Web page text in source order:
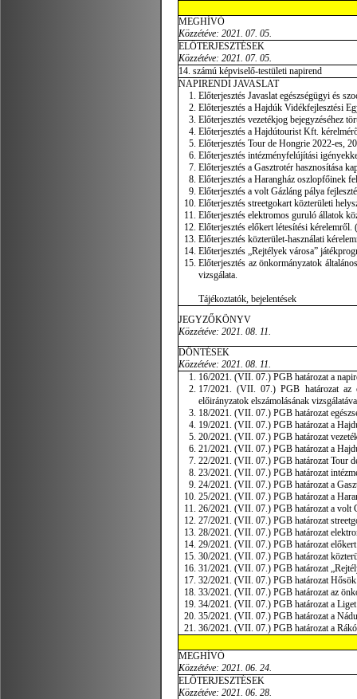
MEGHÍVÓ
Közzétéve: 2021. 07. 05.
ELŐTERJESZTÉSEK
Közzétéve: 2021. 07. 05.
14. számú képviselő-testületi napirend
NAPIRENDI JAVASLAT
Előterjesztés Javaslat egészségügyi és
Előterjesztés a Hajdúk Vidékfejlesztési
Előterjesztés vezetékjog bejegyzéséhez
Előterjesztés a Hajdútourist Kft.
Előterjesztés Tour de Hongrie 2022-es,
Előterjesztés intézményfelújítási
Előterjesztés a Gasztrotér hasznosítása
Előterjesztés a Harangház oszlopfőinek
Előterjesztés a volt Gázláng pálya
Előterjesztés streetgokart közterületi
Előterjesztés elektromos guruló állatok
Előterjesztés előkert létesítési
Előterjesztés közterület-használati
Előterjesztés „Rejtélyek városa”
Előterjesztés az önkormányzatok
vizsgálata.
Tájékoztatók, bejelentések
JEGYZŐKÖNYV
Közzétéve: 2021. 08. 11.
DÖNTÉSEK
Közzétéve: 2021. 08. 11.
16/2021. (VII. 07.) PGB határozat a
17/2021. (VII. 07.) PGB határozat az
előirányzatok elszámolásának
18/2021. (VII. 07.) PGB határozat
19/2021. (VII. 07.) PGB határozat a
20/2021. (VII. 07.) PGB határozat
21/2021. (VII. 07.) PGB határozat a
22/2021. (VII. 07.) PGB határozat Tour
23/2021. (VII. 07.) PGB határozat
24/2021. (VII. 07.) PGB határozat a
25/2021. (VII. 07.) PGB határozat a
26/2021. (VII. 07.) PGB határozat a volt
27/2021. (VII. 07.) PGB határozat
28/2021. (VII. 07.) PGB határozat
29/2021. (VII. 07.) PGB határozat
30/2021. (VII. 07.) PGB határozat
31/2021. (VII. 07.) PGB határozat
32/2021. (VII. 07.) PGB határozat Hősök
33/2021. (VII. 07.) PGB határozat az
34/2021. (VII. 07.) PGB határozat a
35/2021. (VII. 07.) PGB határozat a
36/2021. (VII. 07.) PGB határozat a
MEGHÍVÓ
Közzétéve: 2021. 06. 24.
ELŐTERJESZTÉSEK
Közzétéve: 2021. 06. 28.